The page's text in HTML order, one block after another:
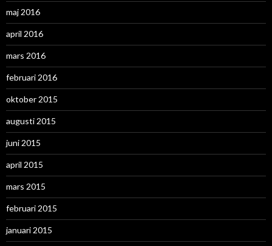
maj 2016
april 2016
mars 2016
februari 2016
oktober 2015
augusti 2015
juni 2015
april 2015
mars 2015
februari 2015
januari 2015